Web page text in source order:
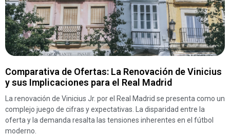
Comparativa de Ofertas: La Renovación de Vinicius
y sus Implicaciones para el Real Madrid
La renovación de Vinicius Jr. por el Real Madrid se presenta como un
complejo juego de cifras y expectativas. La disparidad entre la
oferta y la demanda resalta las tensiones inherentes en el fútbol
moderno.